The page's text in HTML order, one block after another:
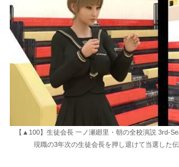
【▲100】生徒会長 一ノ瀬廻里・朝の全校演説 3rd-
現職の3年次の生徒会長を押し退けて当選した